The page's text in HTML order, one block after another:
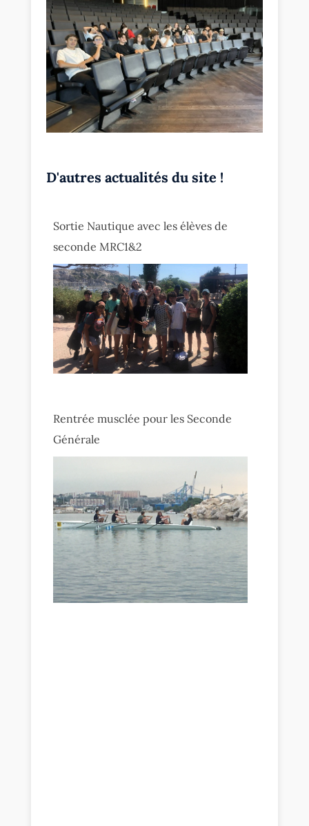
D'autres actualités du site !
Sortie Nautique avec les élèves de
seconde MRC1&2
Rentrée musclée pour les Seconde
Générale